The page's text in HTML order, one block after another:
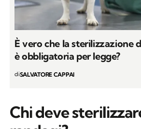
È vero che la sterilizzazione
è obbligatoria per legge?
diSALVATORE CAPPAI
Chi deve